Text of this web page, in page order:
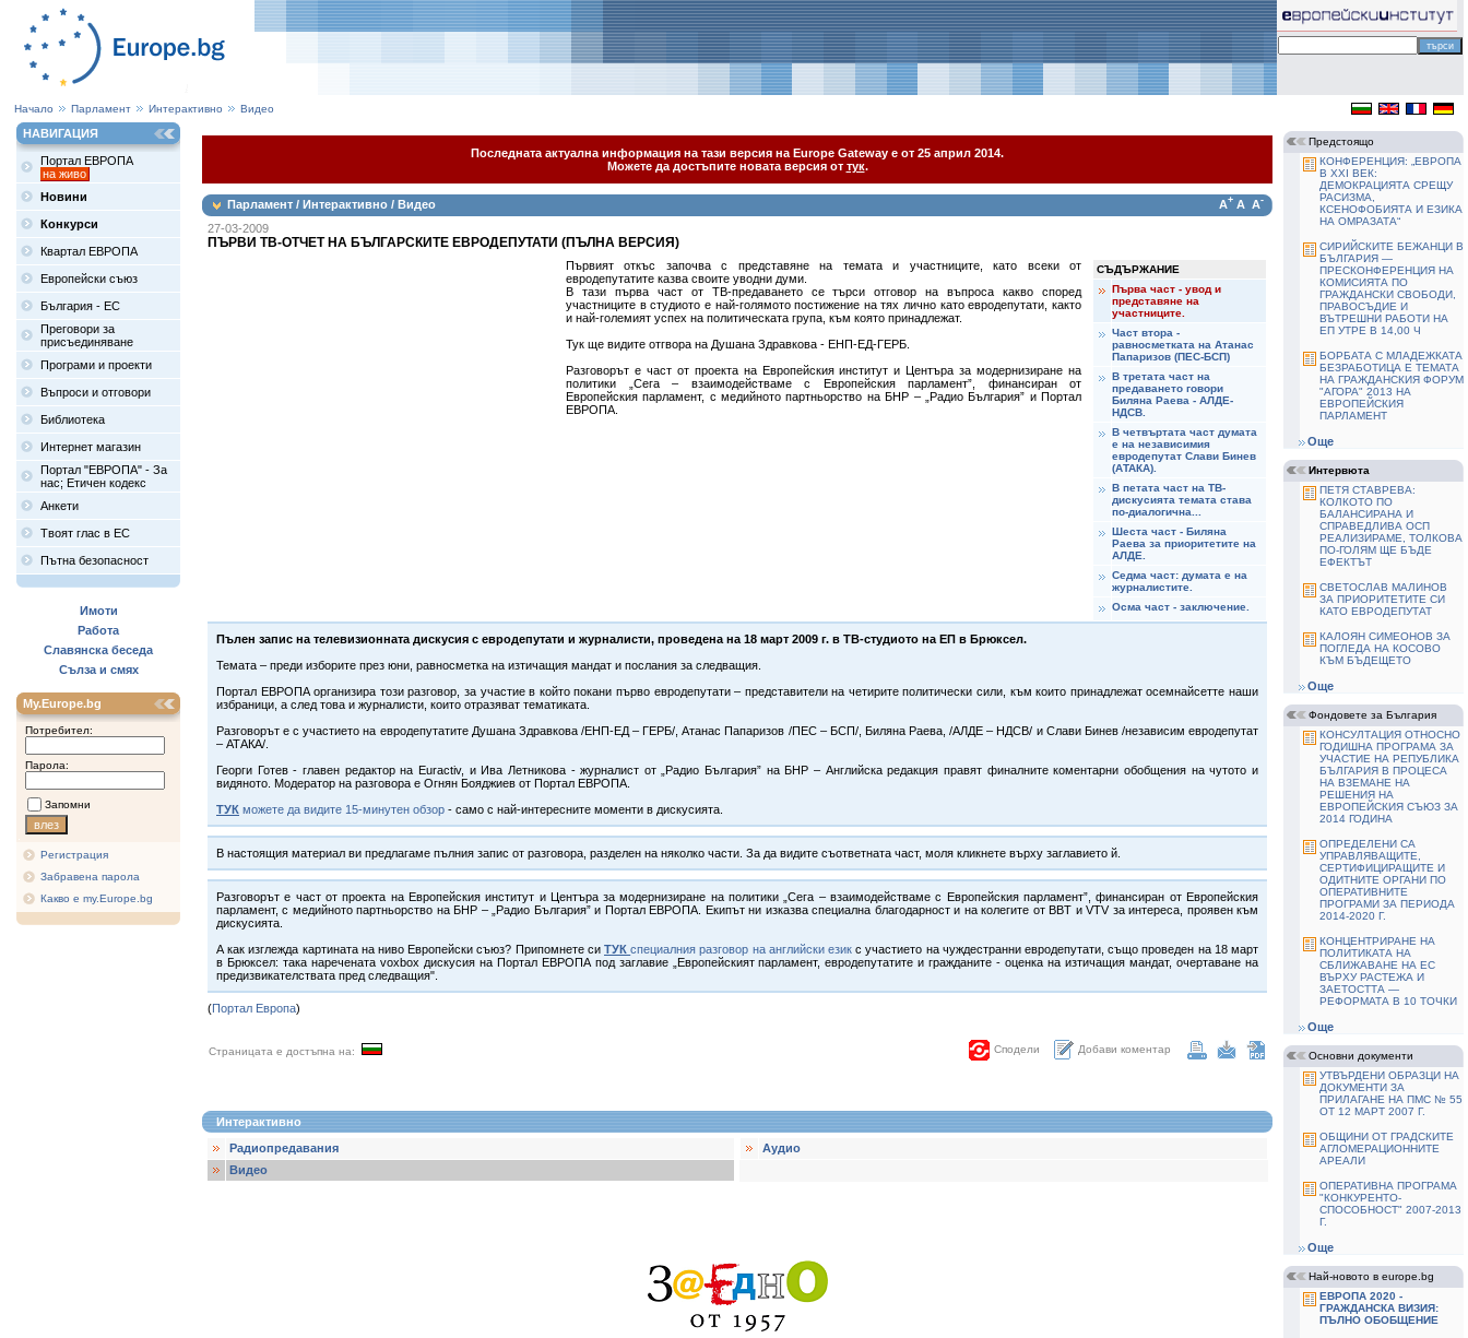
Начало Парламент Интерактивно Видео
НАВИГАЦИЯ
Портал ЕВРОПА
на живо
Новини
Конкурси
Квартал ЕВРОПА
Европейски съюз
България - ЕС
Преговори за
присъединяване
Програми и проекти
Въпроси и отговори
Библиотека
Интернет магазин
Портал "ЕВРОПА" - За
нас; Етичен кодекс
Анкети
Твоят глас в ЕС
Пътна безопасност
Имоти
Работа
Славянска беседа
Сълза и смях
My.Europe.bg
Потребител:
Парола:
Запомни
Регистрация
Забравена парола
Какво е my.Europe.bg
Последната актуална информация на тази версия на Europe Gateway е от 25 април 2014.
Можете да достъпите новата версия от тук.
Парламент / Интерактивно / Видео A+ A A-
27-03-2009
ПЪРВИ ТВ-ОТЧЕТ НА БЪЛГАРСКИТЕ ЕВРОДЕПУТАТИ (ПЪЛНА ВЕРСИЯ)
СЪДЪРЖАНИЕ
Първа част - увод и
представяне на
участниците.
Част втора -
равносметката на Атанас
Папаризов (ПЕС-БСП)
В третата част на
предаването говори
Биляна Раева - АЛДЕ-
НДСВ.
В четвъртата част думата
е на независимия
евродепутат Слави Бинев
(АТАКА).
В петата част на ТВ-
дискусията темата става
по-диалогична...
Шеста част - Биляна
Раева за приоритетите на
АЛДЕ.
Седма част: думата е на
журналистите.
Осма част - заключение.
Първият откъс започва с представяне на темата и участниците, като всеки от
евродепутатите казва своите уводни думи.
В тази първа част от ТВ-предаването се търси отговор на въпроса какво според
участниците в студиото е най-голямото постижение на тях лично като евродепутати, както
и най-големият успех на политическата група, към която принадлежат.
Тук ще видите отгвора на Душана Здравкова - ЕНП-ЕД-ГЕРБ.
Разговорът е част от проекта на Европейския институт и Центъра за модернизиране на
политики „Сега – взаимодействаме с Европейския парламент”, финансиран от
Европейския парламент, с медийното партньорство на БНР – „Радио България” и Портал
ЕВРОПА.
Пълен запис на телевизионната дискусия с евродепутати и журналисти, проведена на 18 март 2009 г. в ТВ-студиото на ЕП в Брюксел.
Темата – преди изборите през юни, равносметка на изтичащия мандат и послания за следващия.
Портал ЕВРОПА организира този разговор, за участие в който покани първо евродепутати – представители на четирите политически сили, към които принадлежат осемнайсетте наши
избраници, а след това и журналисти, които отразяват тематиката.
Разговорът е с участието на евродепутатите Душана Здравкова /ЕНП-ЕД – ГЕРБ/, Атанас Папаризов /ПЕС – БСП/, Биляна Раева, /АЛДЕ – НДСВ/ и Слави Бинев /независим евродепутат
– АТАКА/.
Георги Готев - главен редактор на Euractiv, и Ива Летникова - журналист от „Радио България” на БНР – Английска редакция правят финалните коментарни обобщения на чутото и
видяното. Модератор на разговора е Огнян Бояджиев от Портал ЕВРОПА.
ТУК можете да видите 15-минутен обзор - само с най-интересните моменти в дискусията.
В настоящия материал ви предлагаме пълния запис от разговора, разделен на няколко части. За да видите съответната част, моля кликнете върху заглавието й.
Разговорът е част от проекта на Европейския институт и Центъра за модернизиране на политики „Сега – взаимодействаме с Европейския парламент”, финансиран от Европейския
парламент, с медийното партньорство на БНР – „Радио България” и Портал ЕВРОПА. Екипът ни изказва специална благодарност и на колегите от BBT и VTV за интереса, проявен към
дискусията.
А как изглежда картината на ниво Европейски съюз? Припомнете си ТУКспециалния разговор на английски език с участието на чуждестранни евродепутати, също проведен на 18 март
в Брюксел: така наречената voxbox дискусия на Портал ЕВРОПА под заглавие „Европейският парламент, евродепутатите и гражданите - оценка на изтичащия мандат, очертаване на
предизвикателствата пред следващия".
(Портал Европа)
Страницата е достъпна на: Сподели Добави коментар
Интерактивно
Радиопредавания
Видео
Аудио
Предстоящо
КОНФЕРЕНЦИЯ: „ЕВРОПА
В ХХІ ВЕК:
ДЕМОКРАЦИЯТА СРЕЩУ
РАСИЗМА,
КСЕНОФОБИЯТА И ЕЗИКА
НА ОМРАЗАТА“
СИРИЙСКИТЕ БЕЖАНЦИ В
БЪЛГАРИЯ —
ПРЕСКОНФЕРЕНЦИЯ НА
КОМИСИЯТА ПО
ГРАЖДАНСКИ СВОБОДИ,
ПРАВОСЪДИЕ И
ВЪТРЕШНИ РАБОТИ НА
ЕП УТРЕ В 14,00 Ч
БОРБАТА С МЛАДЕЖКАТА
БЕЗРАБОТИЦА Е ТЕМАТА
НА ГРАЖДАНСКИЯ ФОРУМ
"АГОРА" 2013 НА
ЕВРОПЕЙСКИЯ
ПАРЛАМЕНТ
Още
Интервюта
ПЕТЯ СТАВРЕВА:
КОЛКОТО ПО
БАЛАНСИРАНА И
СПРАВЕДЛИВА ОСП
РЕАЛИЗИРАМЕ, ТОЛКОВА
ПО-ГОЛЯМ ЩЕ БЪДЕ
ЕФЕКТЪТ
СВЕТОСЛАВ МАЛИНОВ
ЗА ПРИОРИТЕТИТЕ СИ
КАТО ЕВРОДЕПУТАТ
КАЛОЯН СИМЕОНОВ ЗА
ПОГЛЕДА НА КОСОВО
КЪМ БЪДЕЩЕТО
Още
Фондовете за България
КОНСУЛТАЦИЯ ОТНОСНО
ГОДИШНА ПРОГРАМА ЗА
УЧАСТИЕ НА РЕПУБЛИКА
БЪЛГАРИЯ В ПРОЦЕСА
НА ВЗЕМАНЕ НА
РЕШЕНИЯ НА
ЕВРОПЕЙСКИЯ СЪЮЗ ЗА
2014 ГОДИНА
ОПРЕДЕЛЕНИ СА
УПРАВЛЯВАЩИТЕ,
СЕРТИФИЦИРАЩИТЕ И
ОДИТНИТЕ ОРГАНИ ПО
ОПЕРАТИВНИТЕ
ПРОГРАМИ ЗА ПЕРИОДА
2014-2020 Г.
КОНЦЕНТРИРАНЕ НА
ПОЛИТИКАТА НА
СБЛИЖАВАНЕ НА ЕС
ВЪРХУ РАСТЕЖА И
ЗАЕТОСТТА —
РЕФОРМАТА В 10 ТОЧКИ
Още
Основни документи
УТВЪРДЕНИ ОБРАЗЦИ НА
ДОКУМЕНТИ ЗА
ПРИЛАГАНЕ НА ПМС № 55
ОТ 12 МАРТ 2007 Г.
ОБЩИНИ ОТ ГРАДСКИТЕ
АГЛОМЕРАЦИОННИТЕ
АРЕАЛИ
ОПЕРАТИВНА ПРОГРАМА
"КОНКУРЕНТО-
СПОСОБНОСТ" 2007-2013
Г.
Още
Най-новото в europe.bg
ЕВРОПА 2020 -
ГРАЖДАНСКА ВИЗИЯ:
ПЪЛНО ОБОБЩЕНИЕ